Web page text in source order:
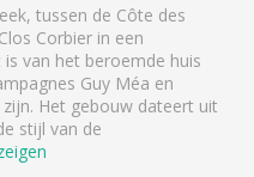
tussen de Côte des
Corbier in een
van het beroemde huis
Guy Méa en
Het gebouw dateert uit
stijl van de